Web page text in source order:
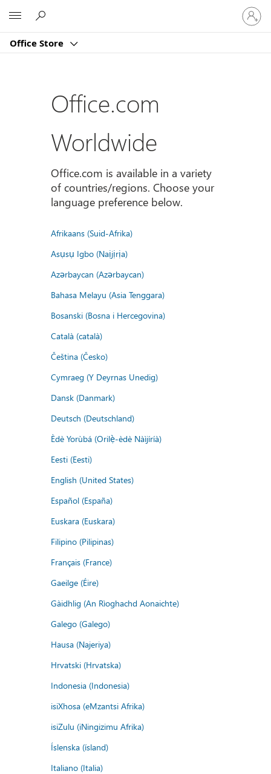
Office Store
Sign
in
to
account
Office.com
Worldwide
Office.com is available in a variety
of countries/regions. Choose your
language preference below.
Afrikaans (Suid-Afrika)
Asụsụ Igbo (Naịjịrịa)
Azərbaycan (Azərbaycan)
Bahasa Melayu (Asia Tenggara)
Bosanski (Bosna i Hercegovina)
Català (català)
Čeština (Česko)
Cymraeg (Y Deyrnas Unedig)
Dansk (Danmark)
Deutsch (Deutschland)
Èdè Yorùbá (Orilẹ̀-èdè Nàìjíríà)
Eesti (Eesti)
English (United States)
Español (España)
Euskara (Euskara)
Filipino (Pilipinas)
Français (France)
Gaeilge (Éire)
Gàidhlig (An Rìoghachd Aonaichte)
Galego (Galego)
Hausa (Najeriya)
Hrvatski (Hrvatska)
Indonesia (Indonesia)
isiXhosa (eMzantsi Afrika)
isiZulu (iNingizimu Afrika)
Íslenska (ísland)
Italiano (Italia)